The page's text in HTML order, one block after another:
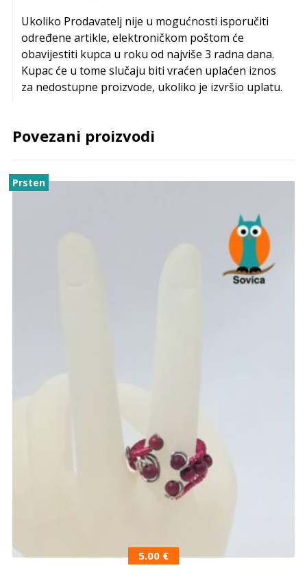
Ukoliko Prodavatelj nije u mogućnosti isporučiti
određene artikle, elektroničkom poštom će
obavijestiti kupca u roku od najviše 3 radna dana.
Kupac će u tome slučaju biti vraćen uplaćen iznos
za nedostupne proizvode, ukoliko je izvršio uplatu.
Povezani proizvodi
Prsten
5.00 €